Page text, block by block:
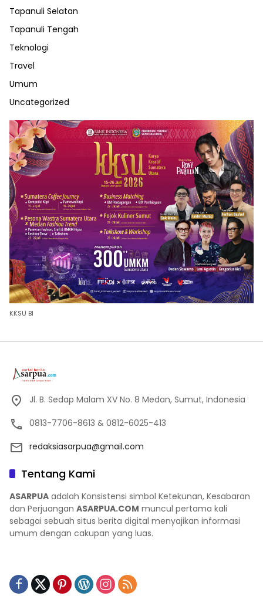
Tapanuli Selatan
Tapanuli Tengah
Teknologi
Travel
Umum
Uncategorized
KKSU BI
Jl. B. Sedap Malam XV No. 8 Medan, Sumut, Indonesia
0813-7706-8613 & 0812-6025-413
redaksiasarpua@gmail.com
Tentang Kami
ASARPUA adalah Konsistensi simbol Ketekunan, Kesabaran
dan Perjuangan ASARPUA.COM muncul pertama kali
sebagai sebuah situs berita digital menyajikan informasi
umum dengan cakupan yang luas.